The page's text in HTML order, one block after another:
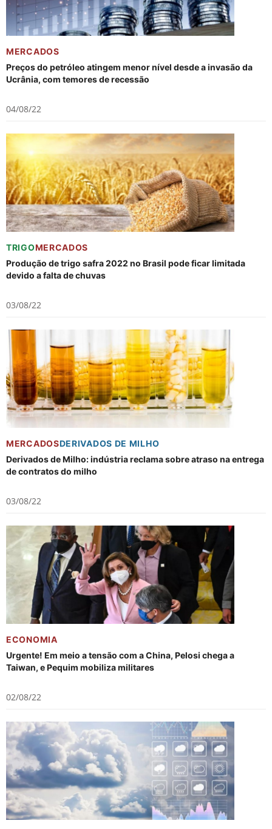
MERCADOS
Preços do petróleo atingem menor nível desde a invasão da
Ucrânia, com temores de recessão
04/08/22
TRIGOMERCADOS
Produção de trigo safra 2022 no Brasil pode ficar limitada
devido a falta de chuvas
03/08/22
MERCADOSDERIVADOS DE MILHO
Derivados de Milho: indústria reclama sobre atraso na entrega
de contratos do milho
03/08/22
ECONOMIA
Urgente! Em meio a tensão com a China, Pelosi chega a
Taiwan, e Pequim mobiliza militares
02/08/22